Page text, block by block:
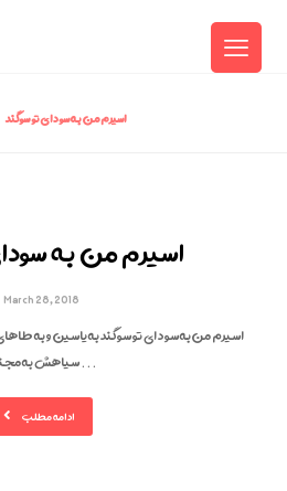
اسیرم من به سودای تو سوگند
اسیرم من به
March 28, 2018
اسیرم من به سودای تو سوگند به یاسین و به
سیاهش به مجنون ...
ادامه مطلب